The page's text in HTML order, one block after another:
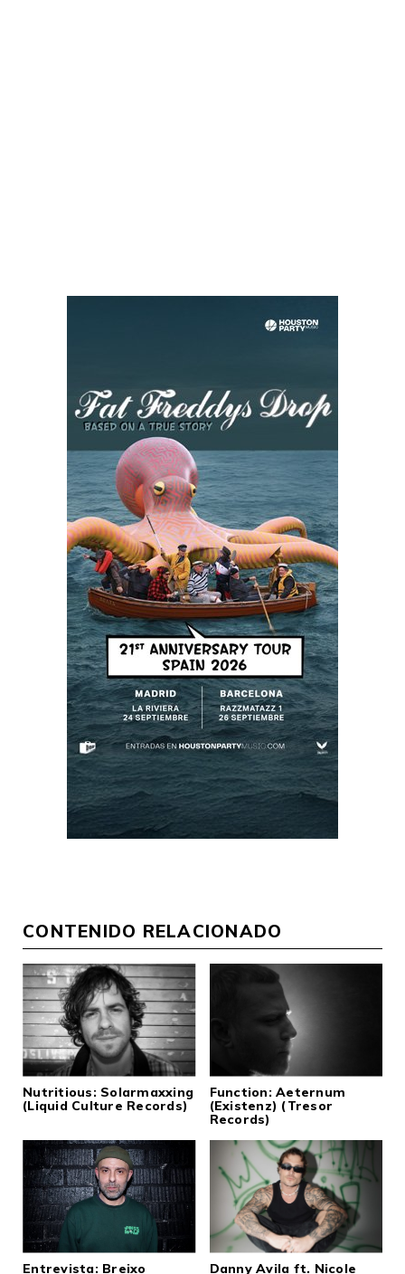
CONTENIDO RELACIONADO
Nutritious: Solarmaxxing
(Liquid Culture Records)
Function: Aeternum
(Existenz) (Tresor
Records)
Entrevista: Breixo
Danny Avila ft. Nicole